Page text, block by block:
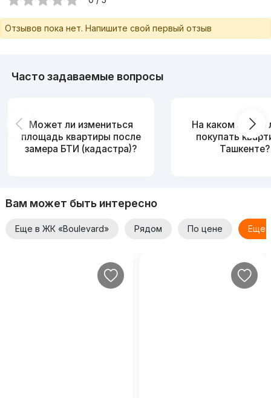
Отзывов пока нет. Напишите свой первый отзыв
Часто задаваемые вопросы
Может ли измениться
площадь квартиры после
замера БТИ (кадастра)?
На каком этаже
покупать
Ташкенте?
Вам может быть интересно
Еще в ЖК «Boulevard» Рядом По цене Еще